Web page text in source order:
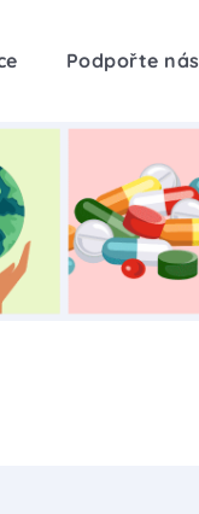
Podpořte nás